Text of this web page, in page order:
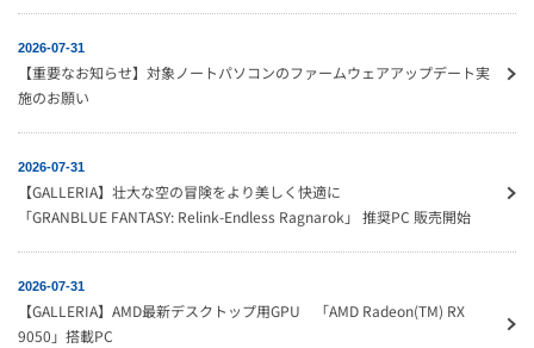
2026-07-31
【重要なお知らせ】対象ノートパソコンのファームウェアアップデート実
施のお願い
2026-07-31
【GALLERIA】壮大な空の冒険をより美しく快適に
「GRANBLUE FANTASY: Relink-Endless Ragnarok」 推奨PC 販売開始
2026-07-31
【GALLERIA】AMD最新デスクトップ用GPU 「AMD Radeon(TM) RX
9050」搭載PC